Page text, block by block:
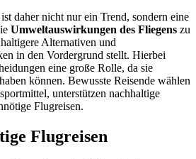
ist daher nicht nur ein Trend, sondern eine
Umweltauswirkungen des Fliegens zu
Alternativen und
in den Vordergrund stellt. Hierbei
eine große Rolle, da sie
können. Bewusste Reisende wählen
unterstützen nachhaltige
Flugreisen.
Flugreisen